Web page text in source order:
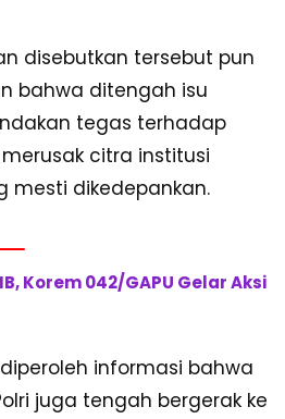
disebutkan tersebut pun
bahwa ditengah isu
tegas terhadap
citra institusi
mesti dikedepankan.
Korem 042/GAPU Gelar Aksi
informasi bahwa
juga tengah bergerak ke